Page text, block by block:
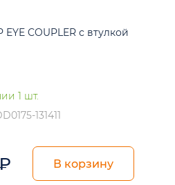
COUPLER с втулкой
1 шт.
131411
В корзину